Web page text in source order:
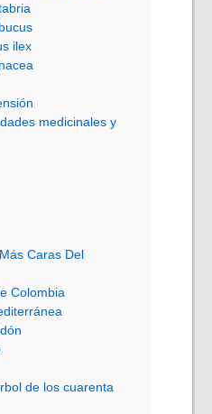
ilex
medicinales y
Caras Del
Colombia
de los cuarenta